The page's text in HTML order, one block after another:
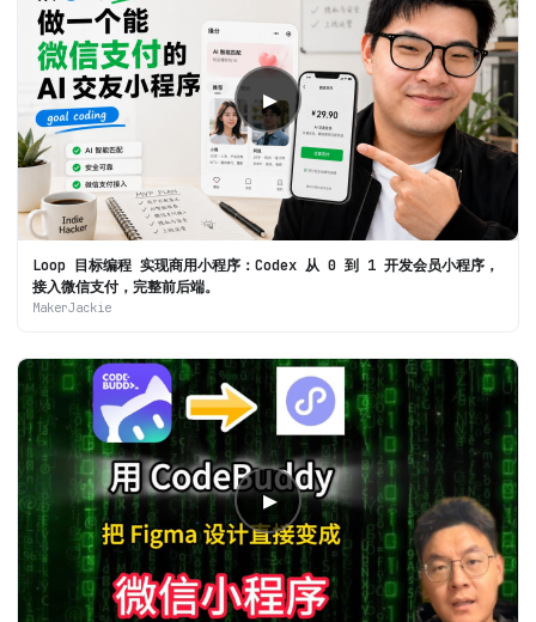
▶
Loop 目标编程 实现商用小程序：Codex 从 0 到 1 开发会员小程序，
接入微信支付，完整前后端。
MakerJackie
▶